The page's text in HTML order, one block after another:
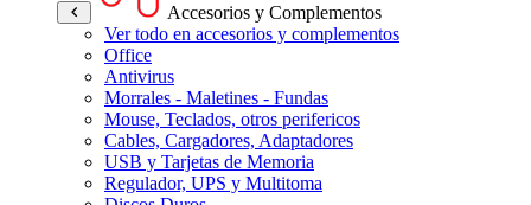
Accesorios y Complementos
Ver todo en accesorios y complementos
Office
Antivirus
Morrales - Maletines - Fundas
Mouse, Teclados, otros perifericos
Cables, Cargadores, Adaptadores
USB y Tarjetas de Memoria
Regulador, UPS y Multitoma